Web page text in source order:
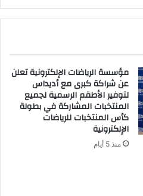
مؤسسة الرياضات الإلكترونية تعلن
عن شراكة كبرى مع أديداس
لتوفير الأطقم الرسمية لجميع
المنتخبات المشاركة في بطولة
كأس المنتخبات للرياضات
الإلكترونية
منذ 5 أيام